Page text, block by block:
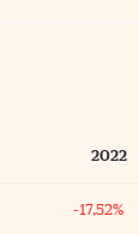
2022
-17,52%